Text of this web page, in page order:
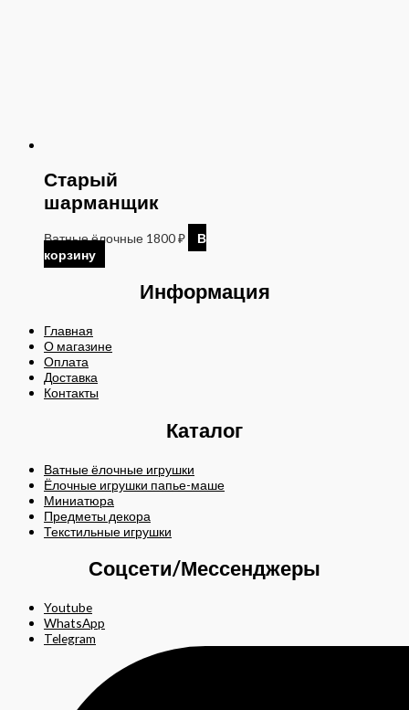
Старый
шарманщик
Ватные ёлочные 1800₽
В
корзину
Информация
Главная
О магазине
Оплата
Доставка
Контакты
Каталог
Ватные ёлочные игрушки
Ёлочные игрушки папье-маше
Миниатюра
Предметы декора
Текстильные игрушки
Соцсети/Мессенджеры
Youtube
WhatsApp
Telegram